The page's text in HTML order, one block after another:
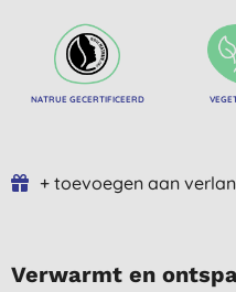
NATRUE GECERTIFICEERD
+ toevoegen aan
Verwarmt en